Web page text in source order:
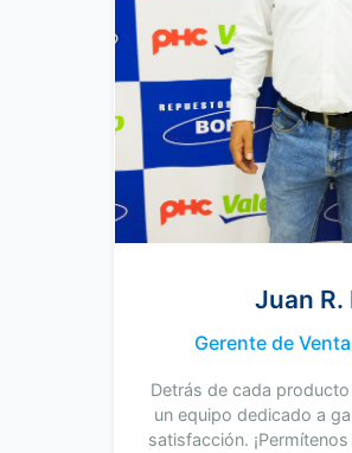
Juan R.
Gerente de
Detrás de cada
un equipo dedicado a
satisfacción.